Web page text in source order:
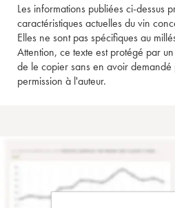
Les informations publiées ci-dessus
caractéristiques actuelles du vin
Elles ne sont pas spécifiques au
Attention, ce texte est protégé par
de le copier sans en avoir
permission à l'auteur.